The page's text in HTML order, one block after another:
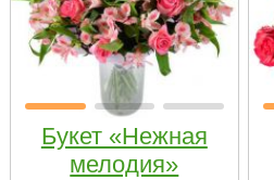
Букет «Нежная
мелодия»